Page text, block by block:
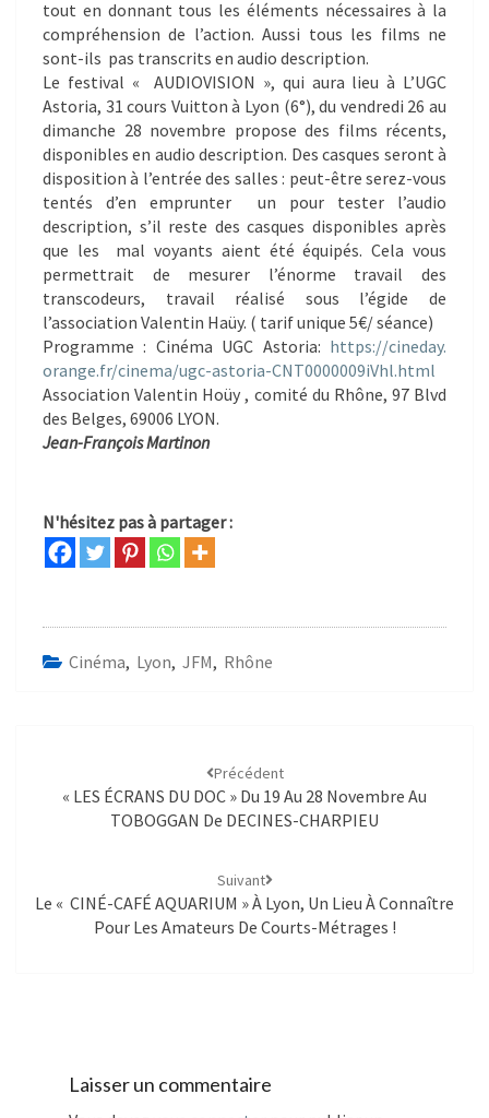
tout en donnant tous les éléments nécessaires à la
compréhension de l’action. Aussi tous les films ne
sont-ils pas transcrits en audio description.
Le festival « AUDIOVISION », qui aura lieu à L’UGC
Astoria, 31 cours Vuitton à Lyon (6°), du vendredi 26 au
dimanche 28 novembre propose des films récents,
disponibles en audio description. Des casques seront à
disposition à l’entrée des salles : peut-être serez-vous
tentés d’en emprunter un pour tester l’audio
description, s’il reste des casques disponibles après
que les mal voyants aient été équipés. Cela vous
permettrait de mesurer l’énorme travail des
transcodeurs, travail réalisé sous l’égide de
l’association Valentin Haüy. ( tarif unique 5€/ séance)
Programme : Cinéma UGC Astoria: https://cineday.
orange.fr/cinema/ugc-astoria-CNT0000009iVhl.html
Association Valentin Hoüy , comité du Rhône, 97 Blvd
des Belges, 69006 LYON.
Jean-François Martinon
N'hésitez pas à partager :
Cinéma, Lyon, JFM, Rhône
Précédent
« LES ÉCRANS DU DOC » Du 19 Au 28 Novembre Au
TOBOGGAN De DECINES-CHARPIEU
Suivant
Le « CINÉ-CAFÉ AQUARIUM » À Lyon, Un Lieu À Connaître
Pour Les Amateurs De Courts-Métrages !
Laisser un commentaire